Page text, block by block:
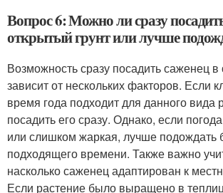
Вопрос 6: Можно ли сразу
открытый грунт или лучше
Возможность сразу посадить саженец в
зависит от нескольких факторов. Если
время года подходит для данного вида
посадить его сразу. Однако, если
или слишком жаркая, лучше подождать
подходящего времени. Также важно
насколько саженец адаптирован к
Если растение было выращено в